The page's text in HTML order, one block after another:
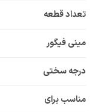
تعداد قطعه
مینی فیگور
درجه سختی
مناسب برای